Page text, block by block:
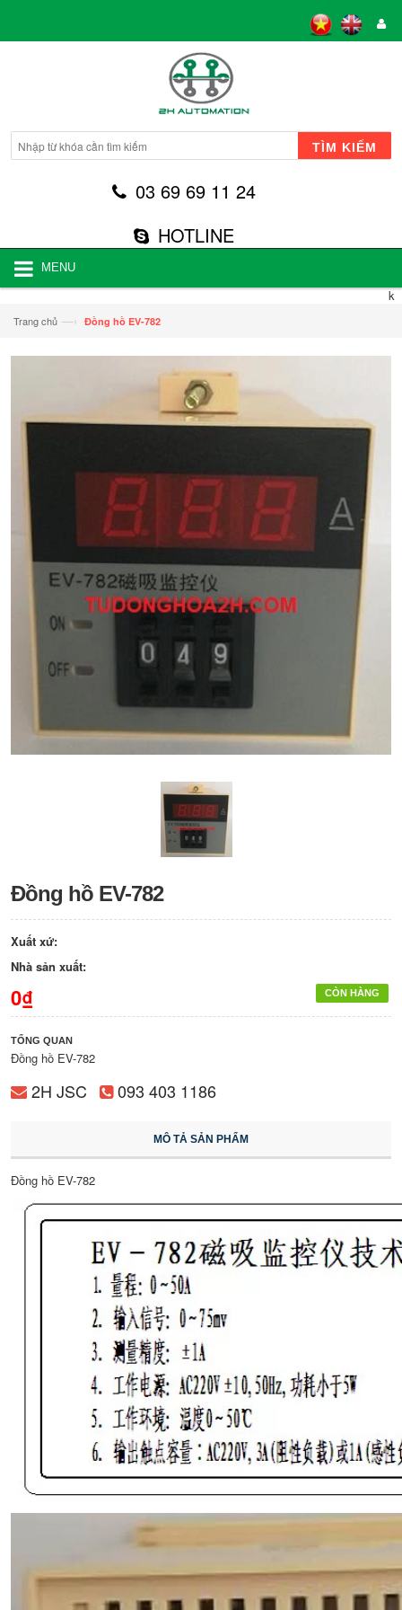
TÌM KIẾM
03 69 69 11 24
HOTLINE
MENU
k
Trang chủ —› Đồng hồ EV-782
Đồng hồ EV-782
Xuất xứ:
Nhà sản xuất:
CÒN HÀNG
0₫
TỔNG QUAN
Đồng hồ EV-782
2H JSC 093 403 1186
MÔ TẢ SẢN PHẨM
Đồng hồ EV-782